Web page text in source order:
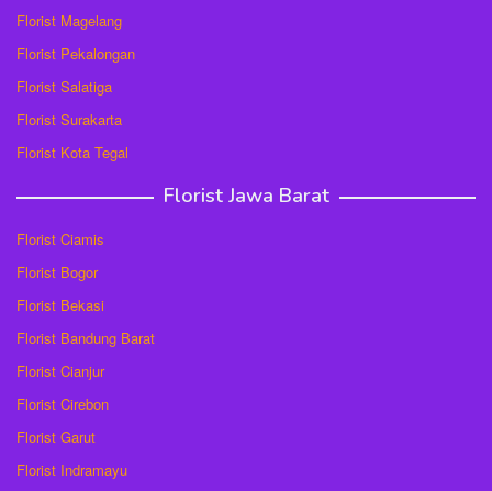
Florist Magelang
Florist Pekalongan
Florist Salatiga
Florist Surakarta
Florist Kota Tegal
Florist Jawa Barat
Florist Ciamis
Florist Bogor
Florist Bekasi
Florist Bandung Barat
Florist Cianjur
Florist Cirebon
Florist Garut
Florist Indramayu